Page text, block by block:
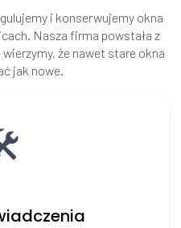
i konserwujemy okna
Nasza firma powstała z
że nawet stare okna
jak nowe.